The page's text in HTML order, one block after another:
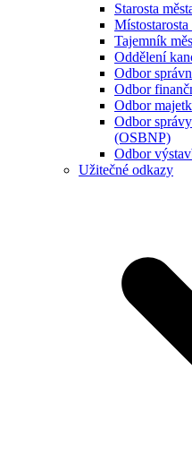
Starosta
Místostarosta
Tajemník
Oddělení
Odbor
Odbor
Odbor
Odbor
(OSBNP)
Odbor
Užitečné odkazy